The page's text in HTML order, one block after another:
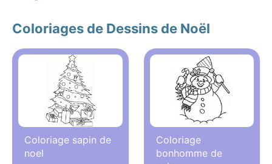
Coloriages de Dessins de Noël
Coloriage sapin de
noel
Coloriage
bonhomme de